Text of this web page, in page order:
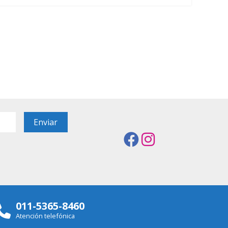
011-5365-8460
Atención telefónica